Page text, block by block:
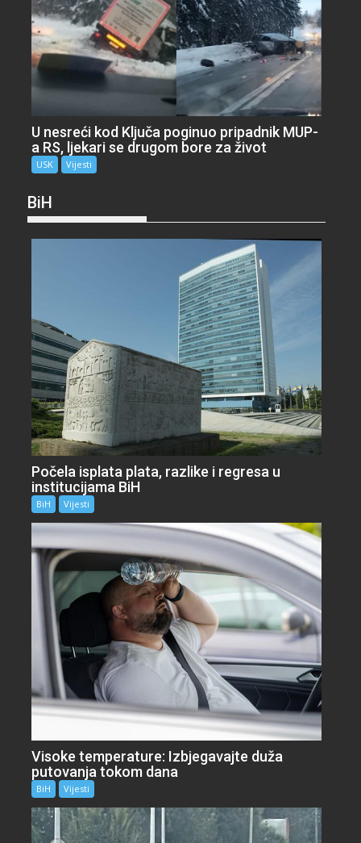
U nesreći kod Ključa poginuo pripadnik MUP-
a RS, ljekari se drugom bore za život
USK Vijesti
BiH
Počela isplata plata, razlike i regresa u
institucijama BiH
BiH Vijesti
Visoke temperature: Izbjegavajte duža
putovanja tokom dana
BiH Vijesti